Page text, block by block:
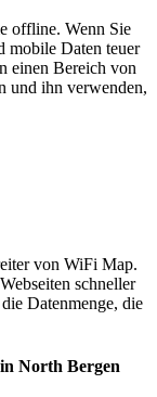
offline. Wenn Sie
mobile Daten teuer
einen Bereich von
und ihn verwenden,
von WiFi Map.
schneller
Datenmenge, die
North Bergen